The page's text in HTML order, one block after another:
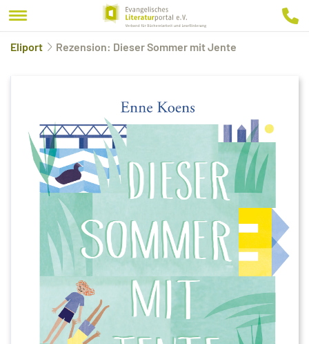
Eliport Rezension: Dieser Sommer mit Jente